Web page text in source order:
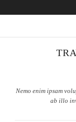
Nemo enim ipsam
ab illo